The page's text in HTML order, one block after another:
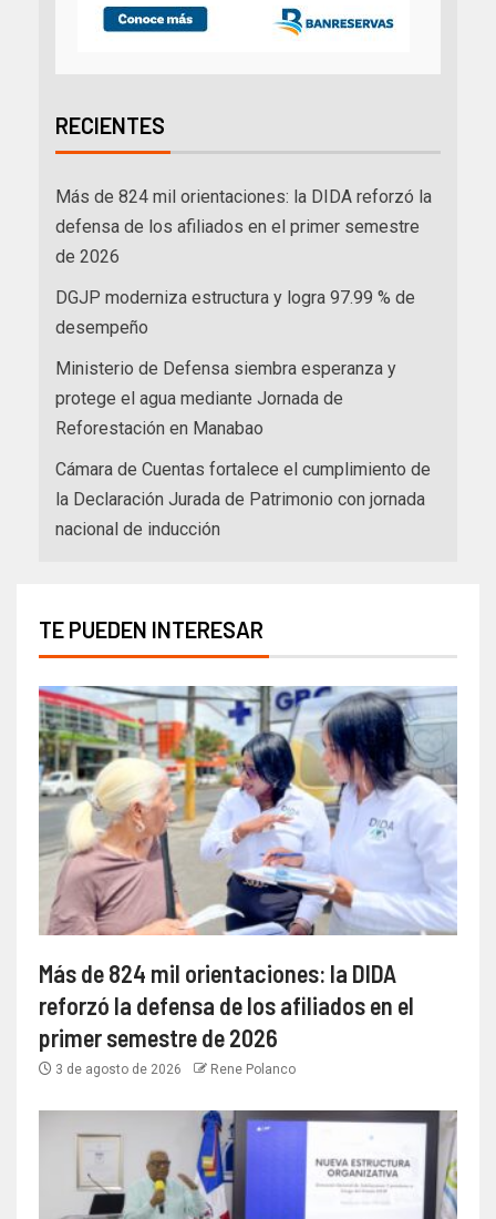
RECIENTES
Más de 824 mil orientaciones: la DIDA reforzó la
defensa de los afiliados en el primer semestre
de 2026
DGJP moderniza estructura y logra 97.99 % de
desempeño
Ministerio de Defensa siembra esperanza y
protege el agua mediante Jornada de
Reforestación en Manabao
Cámara de Cuentas fortalece el cumplimiento de
la Declaración Jurada de Patrimonio con jornada
nacional de inducción
TE PUEDEN INTERESAR
Más de 824 mil orientaciones: la DIDA
reforzó la defensa de los afiliados en el
primer semestre de 2026
3 de agosto de 2026 Rene Polanco